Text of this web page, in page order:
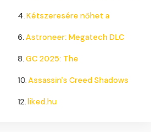
4.Kétszeresére nőhet a
6.Astroneer: Megatech DLC
8.GC 2025: The
10.Assassin's Creed Shadows
12.liked.hu